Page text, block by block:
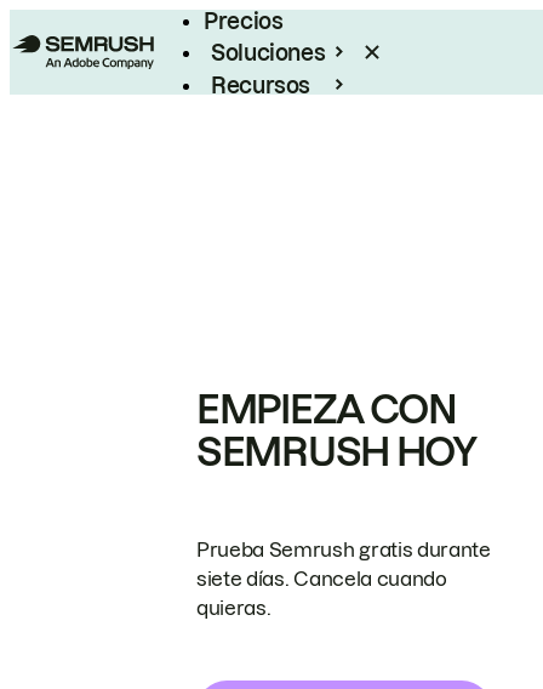
Precios
Soluciones
Recursos
EMPIEZA CON
SEMRUSH HOY
Prueba Semrush gratis durante
siete días. Cancela cuando
quieras.